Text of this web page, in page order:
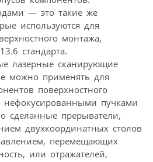
— это такие же
используются для
монтажа,
стандарта.
лазерные сканирующие
можно применять для
поверхностного
пучками
сделанные прерыватели,
двухкоординатных столов
перемещающих
или отражателей,